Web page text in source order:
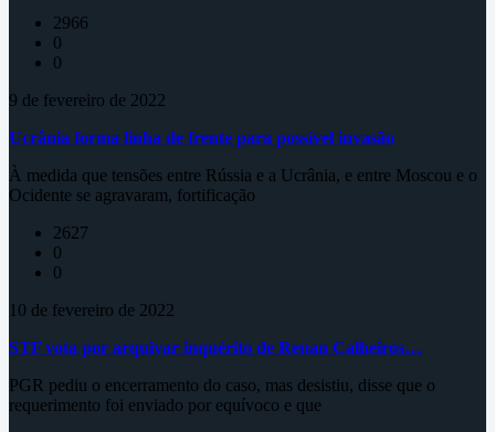
2966
0
0
9 de fevereiro de 2022
Ucrânia forma linha de frente para possível invasão
À medida que tensões entre Rússia e a Ucrânia, e entre Moscou e o
Ocidente se agravaram, fortificação
2627
0
0
10 de fevereiro de 2022
STF vota por arquivar inquérito de Renan Calheiros…
PGR pediu o encerramento do caso, mas desistiu, disse que o
requerimento foi enviado por equívoco e que